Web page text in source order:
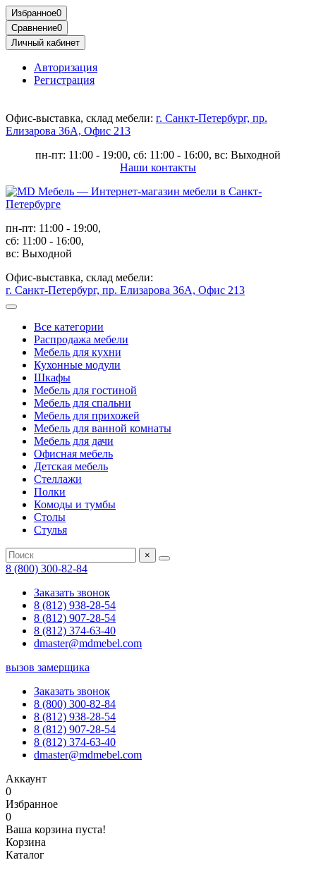
Избранное0
Сравнение0
Личный кабинет
Авторизация
Регистрация
Офис-выставка, склад мебели: г. Санкт-Петербург, пр.
Елизарова 36А, Офис 213
пн-пт: 11:00 - 19:00, сб: 11:00 - 16:00, вс: Выходной
Наши контакты
пн-пт: 11:00 - 19:00,
сб: 11:00 - 16:00,
вс: Выходной
Офис-выставка, склад мебели:
г. Санкт-Петербург, пр. Елизарова 36А, Офис 213
Все категории
Распродажа мебели
Мебель для кухни
Кухонные модули
Шкафы
Мебель для гостиной
Мебель для спальни
Мебель для прихожей
Мебель для ванной комнаты
Мебель для дачи
Офисная мебель
Детская мебель
Стеллажи
Полки
Комоды и тумбы
Столы
Стулья
×
8 (800) 300-82-84
Заказать звонок
8 (812) 938-28-54
8 (812) 907-28-54
8 (812) 374-63-40
dmaster@mdmebel.com
вызов замерщика
Заказать звонок
8 (800) 300-82-84
8 (812) 938-28-54
8 (812) 907-28-54
8 (812) 374-63-40
dmaster@mdmebel.com
Аккаунт
0
Избранное
0
Ваша корзина пуста!
Корзина
Каталог